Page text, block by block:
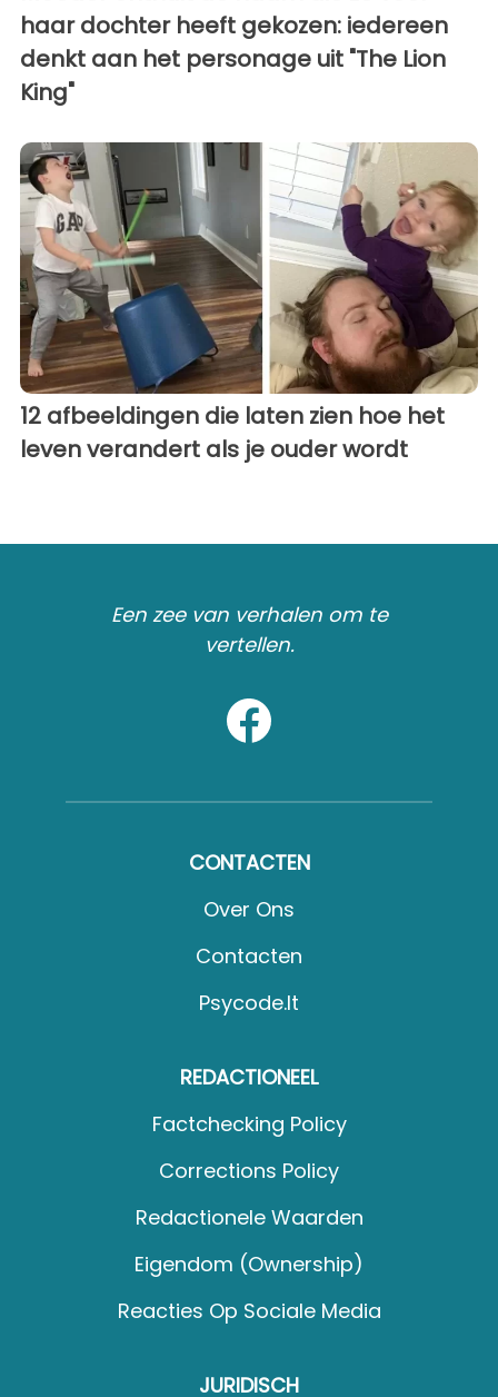
haar dochter heeft gekozen: iedereen
denkt aan het personage uit "The Lion
King"
12 afbeeldingen die laten zien hoe het
leven verandert als je ouder wordt
Een zee van verhalen om te
vertellen.
CONTACTEN
Over Ons
Contacten
Psycode.it
REDACTIONEEL
Factchecking Policy
Corrections Policy
Redactionele Waarden
Eigendom (Ownership)
Reacties Op Sociale Media
JURIDISCH